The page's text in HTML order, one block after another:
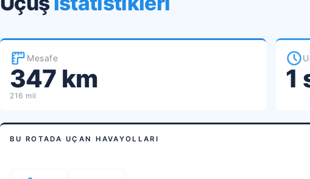
Mesafe
347 km
216 mil
1
BU ROTADA UÇAN HAVAYOLLARI